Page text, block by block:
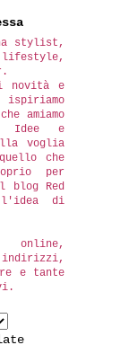
stylist,
lifestyle,
novità e
ispiriamo
amiamo
Idee e
voglia
che
per
blog Red
l'idea di
online,
e tante